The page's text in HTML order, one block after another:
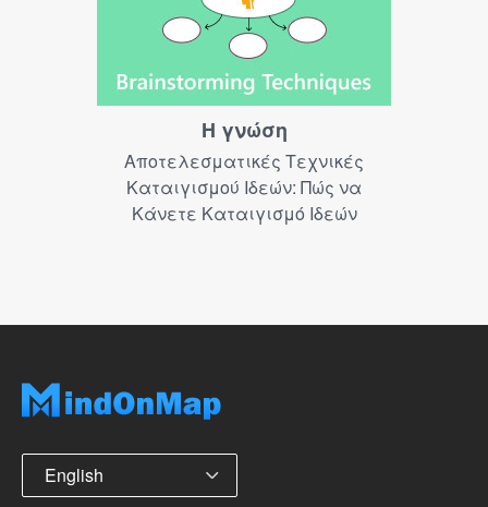
Η γνώση
Αποτελεσματικές Τεχνικές
Καταιγισμού Ιδεών: Πώς να
Κάνετε Καταιγισμό Ιδεών
English